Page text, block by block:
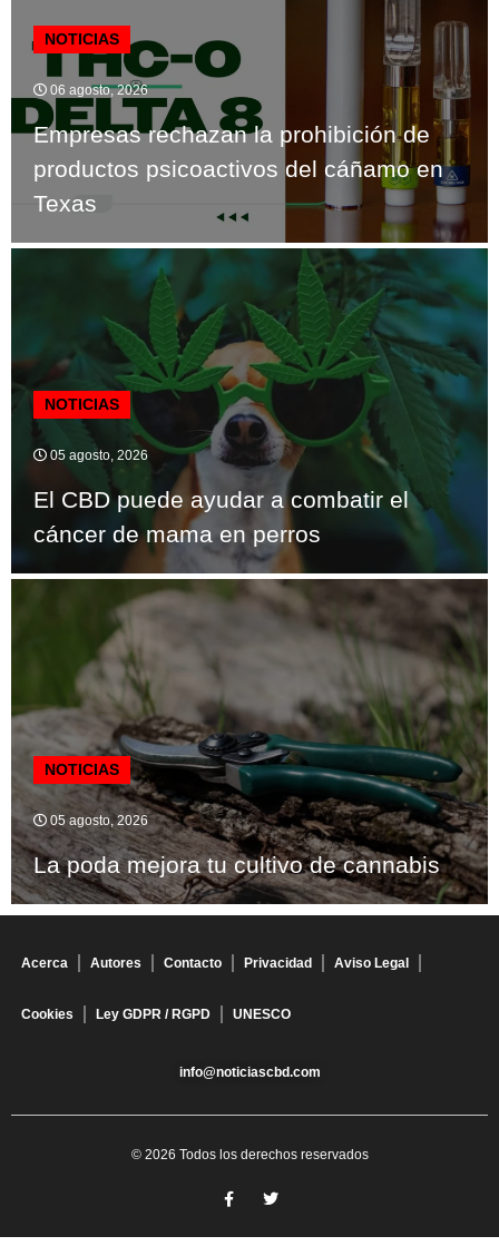
NOTICIAS
06 agosto, 2026
Empresas rechazan la prohibición de
productos psicoactivos del cáñamo en
Texas
NOTICIAS
05 agosto, 2026
El CBD puede ayudar a combatir el
cáncer de mama en perros
NOTICIAS
05 agosto, 2026
La poda mejora tu cultivo de cannabis
Acerca Autores Contacto Privacidad Aviso Legal
Cookies Ley GDPR / RGPD UNESCO
info@noticiascbd.com
© 2026 Todos los derechos reservados